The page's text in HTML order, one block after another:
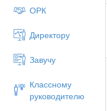
ОРК
Директору
Завучу
Классному
руководителю